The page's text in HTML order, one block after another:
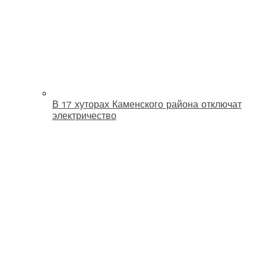
В 17 хуторах Каменского района отключат
электричество